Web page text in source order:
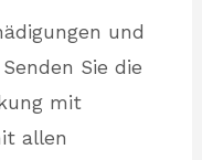
und
Sie die
mit
allen